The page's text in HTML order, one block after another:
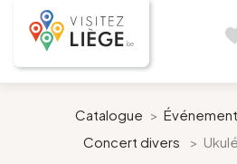
Comme un Liégeois
Catalogue > Événement
Concert divers
>